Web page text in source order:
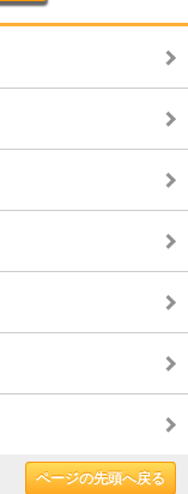
ページの先頭へ戻る